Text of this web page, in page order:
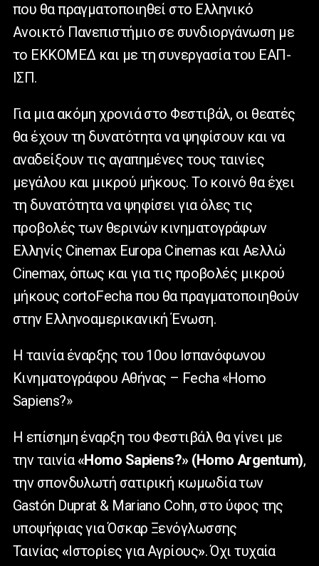
που θα πραγματοποιηθεί στο Ελληνικό
Ανοικτό Πανεπιστήμιο σε συνδιοργάνωση με
το ΕΚΚΟΜΕΔ και με τη συνεργασία του ΕΑΠ-
ΙΣΠ.
Για μια ακόμη χρονιά στο Φεστιβάλ, οι θεατές
θα έχουν τη δυνατότητα να ψηφίσουν και να
αναδείξουν τις αγαπημένες τους ταινίες
μεγάλου και μικρού μήκους. Το κοινό θα έχει
τη δυνατότητα να ψηφίσει για όλες τις
προβολές των θερινών κινηματογράφων
Ελληνίς Cinemax Europa Cinemas και Αελλώ
Cinemax, όπως και για τις προβολές μικρού
μήκους cortoFecha που θα πραγματοποιηθούν
στην Ελληνοαμερικανική Ένωση.
Η ταινία έναρξης του 10ου Ισπανόφωνου
Κινηματογράφου Αθήνας – Fecha «Homo
Sapiens?»
Η επίσημη έναρξη του Φεστιβάλ θα γίνει με
την ταινία«Homo Sapiens?» (Homo Argentum),
την σπονδυλωτή σατιρική κωμωδία των
Gastón Duprat & Mariano Cohn, στο ύφος της
υποψήφιας για Όσκαρ Ξενόγλωσσης
Ταινίας «Ιστορίες για Αγρίους». Όχι τυχαία